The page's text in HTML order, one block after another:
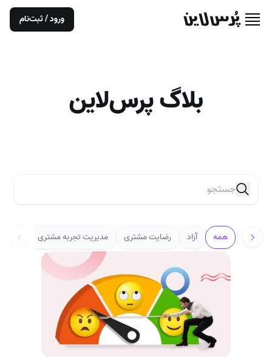
ورود / ثبت‌نام
بلاگ پرس‌لاین
همه آزاد رضایت مشتری مدیریت تجربه مشتری آزمون